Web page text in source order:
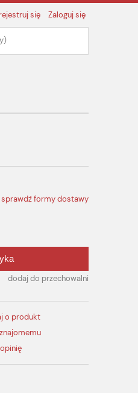
się Zaloguj się
sprawdź formy dostawy
dodaj do przechowalni
o produkt